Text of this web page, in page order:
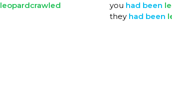
leopardcrawled
you had been
they had been